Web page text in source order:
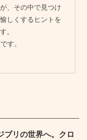
、その中で見つけ
しくするヒントを
。
す。
ブリの世界へ。クロ